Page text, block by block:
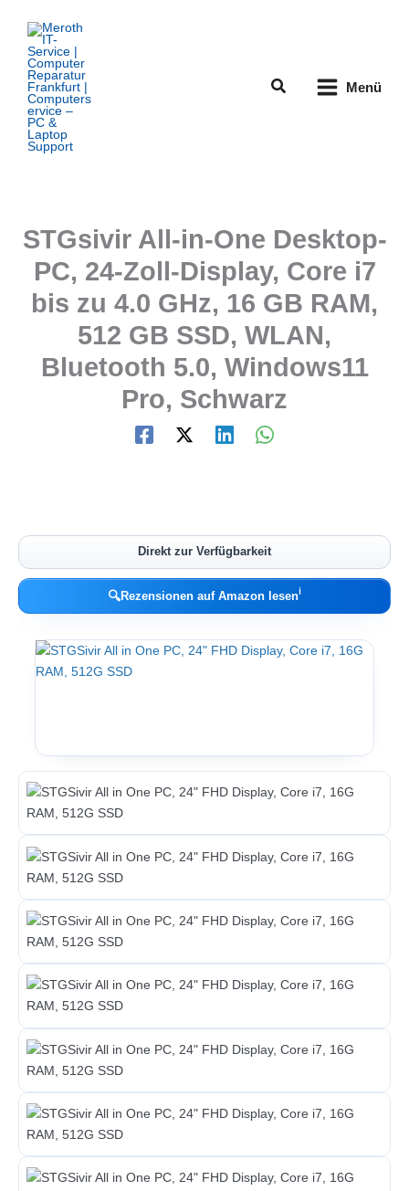
Inhalt
springen
Suchen Menü
STGsivir All-in-One Desktop-
PC, 24-Zoll-Display, Core i7
bis zu 4.0 GHz, 16 GB RAM,
512 GB SSD, WLAN,
Bluetooth 5.0, Windows11
Pro, Schwarz
Direkt zur Verfügbarkeit
🔍Rezensionen auf Amazon lesenℹ︎